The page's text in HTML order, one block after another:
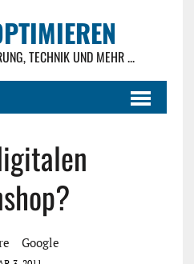
TECHNIK UND MEHR ...
Google